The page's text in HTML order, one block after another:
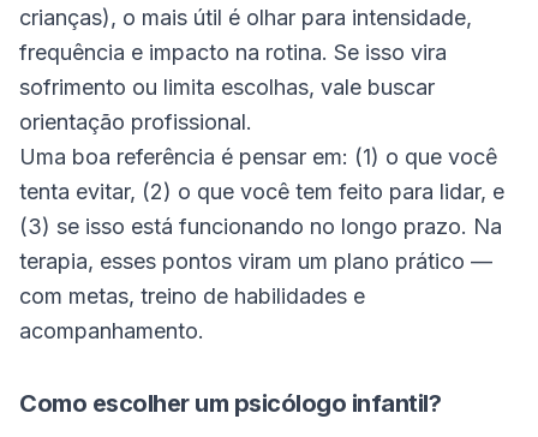
crianças), o mais útil é olhar para intensidade,
frequência e impacto na rotina. Se isso vira
sofrimento ou limita escolhas, vale buscar
orientação profissional.
Uma boa referência é pensar em: (1) o que você
tenta evitar, (2) o que você tem feito para lidar, e
(3) se isso está funcionando no longo prazo. Na
terapia, esses pontos viram um plano prático —
com metas, treino de habilidades e
acompanhamento.
Como escolher um psicólogo infantil?